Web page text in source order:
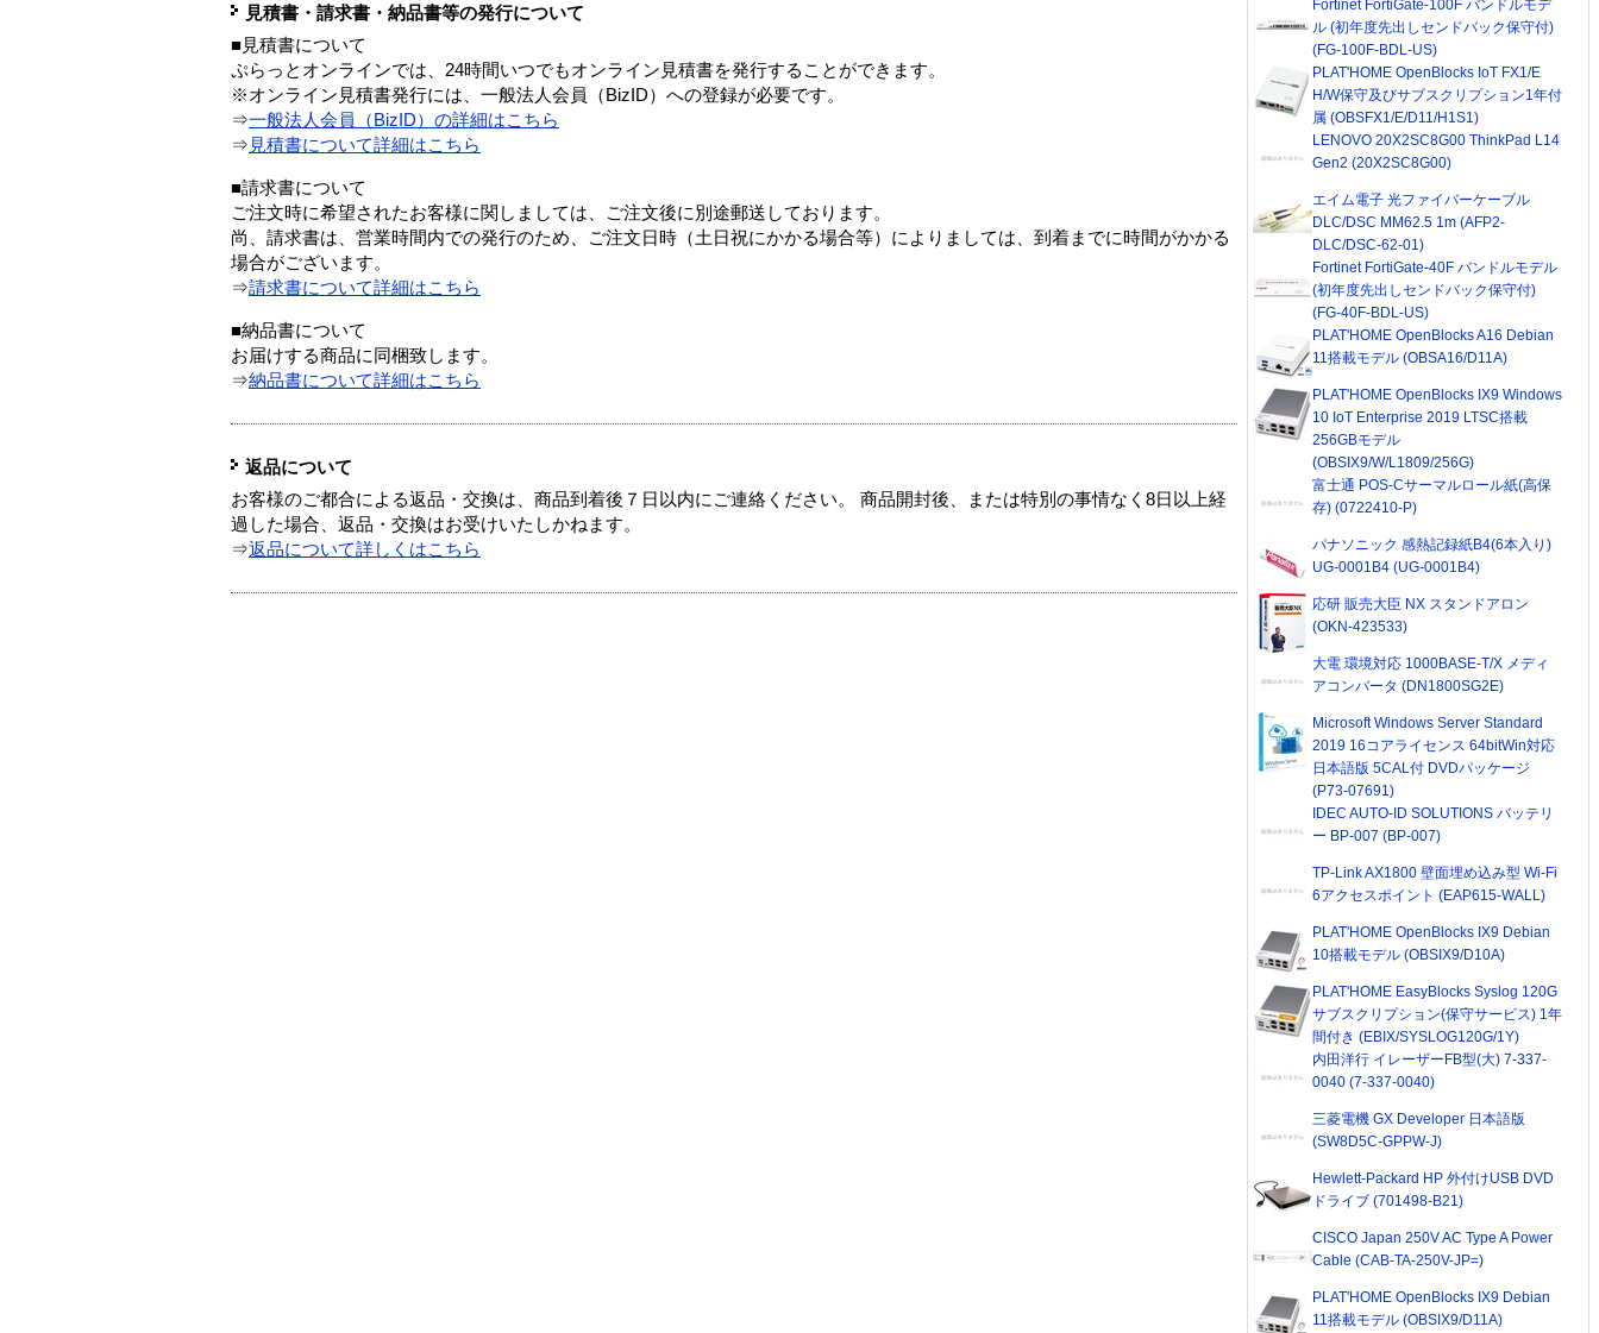
見積書・請求書・納品書等の発行について
■見積書について
ぷらっとオンラインでは、24時間いつでもオンライン見積書を発行することができます。
※オンライン見積書発行には、一般法人会員（BizID）への登録が必要です。
⇒一般法人会員（BizID）の詳細はこちら
⇒ 見積書について詳細はこちら
■請求書について
ご注文時に希望されたお客様に関しましては、ご注文後に別途郵送しております。
尚、請求書は、営業時間内での発行のため、ご注文日時（土日祝にかかる場合等）によりましては、到着までに時間がかかる
場合がございます。
⇒請求書について詳細はこちら
■納品書について
お届けする商品に同梱致します。
⇒納品書について詳細はこちら
返品について
お客様のご都合による返品・交換は、商品到着後７日以内にご連絡ください。 商品開封後、または特別の事情なく8日以上経
過した場合、返品・交換はお受けいたしかねます。
⇒返品について詳しくはこちら
Fortinet FortiGate-100F バンドルモデ
ル (初年度先出しセンドバック保守付)
(FG-100F-BDL-US)
PLAT'HOME OpenBlocks IoT FX1/E
H/W保守及びサブスクリプション1年付
属 (OBSFX1/E/D11/H1S1)
LENOVO 20X2SC8G00 ThinkPad L14
Gen2 (20X2SC8G00)
エイム電子 光ファイバーケーブル
DLC/DSC MM62.5 1m (AFP2-
DLC/DSC-62-01)
Fortinet FortiGate-40F バンドルモデル
(初年度先出しセンドバック保守付)
(FG-40F-BDL-US)
PLAT'HOME OpenBlocks A16 Debian
11搭載モデル (OBSA16/D11A)
PLAT'HOME OpenBlocks IX9 Windows
10 IoT Enterprise 2019 LTSC搭載
256GBモデル
(OBSIX9/W/L1809/256G)
富士通 POS-Cサーマルロール紙(高保
存) (0722410-P)
パナソニック 感熱記録紙B4(6本入り)
UG-0001B4 (UG-0001B4)
応研 販売大臣 NX スタンドアロン
(OKN-423533)
大電 環境対応 1000BASE-T/X メディ
アコンバータ (DN1800SG2E)
Microsoft Windows Server Standard
2019 16コアライセンス 64bitWin対応
日本語版 5CAL付 DVDパッケージ
(P73-07691)
IDEC AUTO-ID SOLUTIONS バッテリ
ー BP-007 (BP-007)
TP-Link AX1800 壁面埋め込み型 Wi-Fi
6アクセスポイント (EAP615-WALL)
PLAT'HOME OpenBlocks IX9 Debian
10搭載モデル (OBSIX9/D10A)
PLAT'HOME EasyBlocks Syslog 120G
サブスクリプション(保守サービス) 1年
間付き (EBIX/SYSLOG120G/1Y)
内田洋行 イレーザーFB型(大) 7-337-
0040 (7-337-0040)
三菱電機 GX Developer 日本語版
(SW8D5C-GPPW-J)
Hewlett-Packard HP 外付けUSB DVD
ドライブ (701498-B21)
CISCO Japan 250V AC Type A Power
Cable (CAB-TA-250V-JP=)
PLAT'HOME OpenBlocks IX9 Debian
11搭載モデル (OBSIX9/D11A)